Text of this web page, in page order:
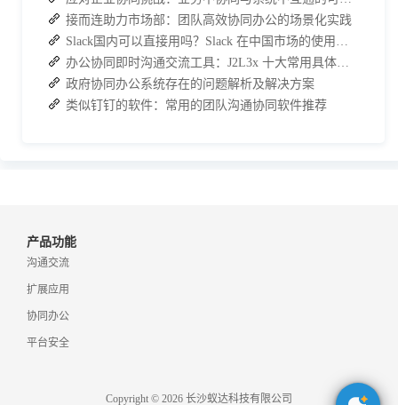
接而连助力市场部：团队高效协同办公的场景化实践
政府协同办公系统存在的问题解析及解决方案
类似钉钉的软件：常用的团队沟通协同软件推荐
产品功能
沟通交流
扩展应用
协同办公
平台安全
Copyright © 2026 长沙蚁达科技有限公司